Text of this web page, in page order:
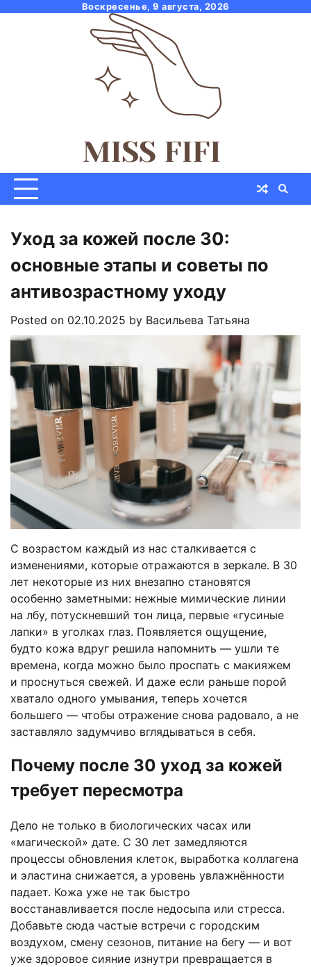
Воскресенье, 9 августа, 2026
Уход за кожей после 30:
основные этапы и советы по
антивозрастному уходу
Posted on 02.10.2025 by Васильева Татьяна
С возрастом каждый из нас сталкивается с
изменениями, которые отражаются в зеркале. В 30
лет некоторые из них внезапно становятся
особенно заметными: нежные мимические линии
на лбу, потускневший тон лица, первые «гусиные
лапки» в уголках глаз. Появляется ощущение,
будто кожа вдруг решила напомнить — ушли те
времена, когда можно было проспать с макияжем
и проснуться свежей. И даже если раньше порой
хватало одного умывания, теперь хочется
большего — чтобы отражение снова радовало, а не
заставляло задумчиво вглядываться в себя.
Почему после 30 уход за кожей
требует пересмотра
Дело не только в биологических часах или
«магической» дате. С 30 лет замедляются
процессы обновления клеток, выработка коллагена
и эластина снижается, а уровень увлажнённости
падает. Кожа уже не так быстро
восстанавливается после недосыпа или стресса.
Добавьте сюда частые встречи с городским
воздухом, смену сезонов, питание на бегу — и вот
уже здоровое сияние изнутри превращается в